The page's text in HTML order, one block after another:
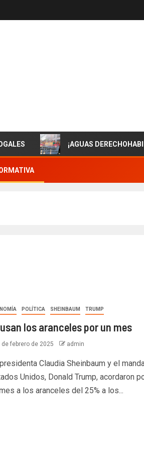
¡AGUAS DERECHOHABIENTES
POLÍTICA SHEINBAUM TRUMP
los aranceles por un mes
de febrero de 2025 admin
Claudia Sheinbaum y el
Unidos, Donald Trump, acordaron
a los aranceles del 25% a los...